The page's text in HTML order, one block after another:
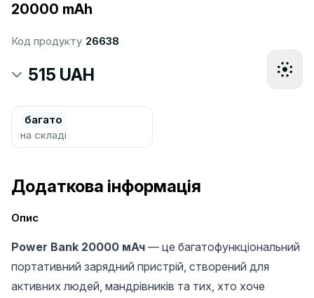
20000 mAh
Код продукту 26638
515 UAH
багато
на складі
Додаткова інформація
Опис
Power Bank 20000 мАч — це багатофункціональний
портативний зарядний пристрій, створений для
активних людей, мандрівників та тих, хто хоче